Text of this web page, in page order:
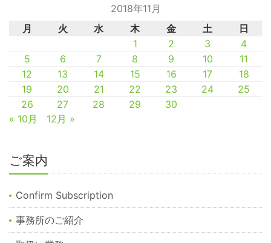
2018年11月
月
火 水 木 金 土
日
1
2 3
4
5
6 7 8 9 10
11
12
13 14 15 16 17
18
19
20 21 22 23 24
25
26
27 28 29
30
« 10月
12月 »
ご案内
Confirm Subscription
事務所のご紹介